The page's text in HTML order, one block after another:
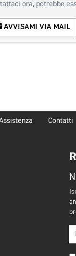
ora, potrebbe
AVVISAMI VIA MAIL
Contatti